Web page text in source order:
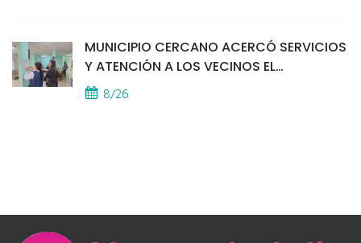
MUNICIPIO CERCANO ACERCÓ SERVICIOS
Y ATENCIÓN A LOS VECINOS EL
PROVINCIAL
8/26